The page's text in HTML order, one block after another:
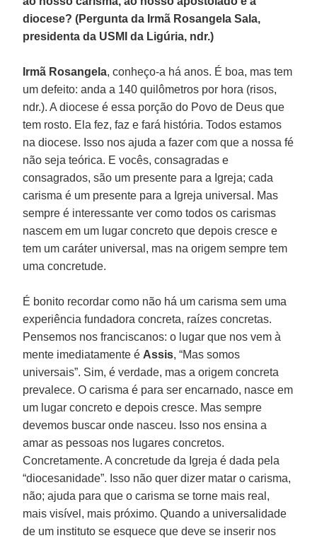
diocese? (Pergunta da Irmã Rosangela Sala,
presidenta da USMI da Ligúria, ndr.)
Irmã Rosangela, conheço-a há anos. É boa, mas tem
um defeito: anda a 140 quilômetros por hora (risos,
ndr.). A diocese é essa porção do Povo de Deus que
tem rosto. Ela fez, faz e fará história. Todos estamos
na diocese. Isso nos ajuda a fazer com que a nossa fé
não seja teórica. E vocês, consagradas e
consagrados, são um presente para a Igreja; cada
carisma é um presente para a Igreja universal. Mas
sempre é interessante ver como todos os carismas
nascem em um lugar concreto que depois cresce e
tem um caráter universal, mas na origem sempre tem
uma concretude.
É bonito recordar como não há um carisma sem uma
experiência fundadora concreta, raízes concretas.
Pensemos nos franciscanos: o lugar que nos vem à
mente imediatamente é Assis, “Mas somos
universais”. Sim, é verdade, mas a origem concreta
prevalece. O carisma é para ser encarnado, nasce em
um lugar concreto e depois cresce. Mas sempre
devemos buscar onde nasceu. Isso nos ensina a
amar as pessoas nos lugares concretos.
Concretamente. A concretude da Igreja é dada pela
“diocesanidade”. Isso não quer dizer matar o carisma,
não; ajuda para que o carisma se torne mais real,
mais visível, mais próximo. Quando a universalidade
de um instituto se esquece que deve se inserir nos